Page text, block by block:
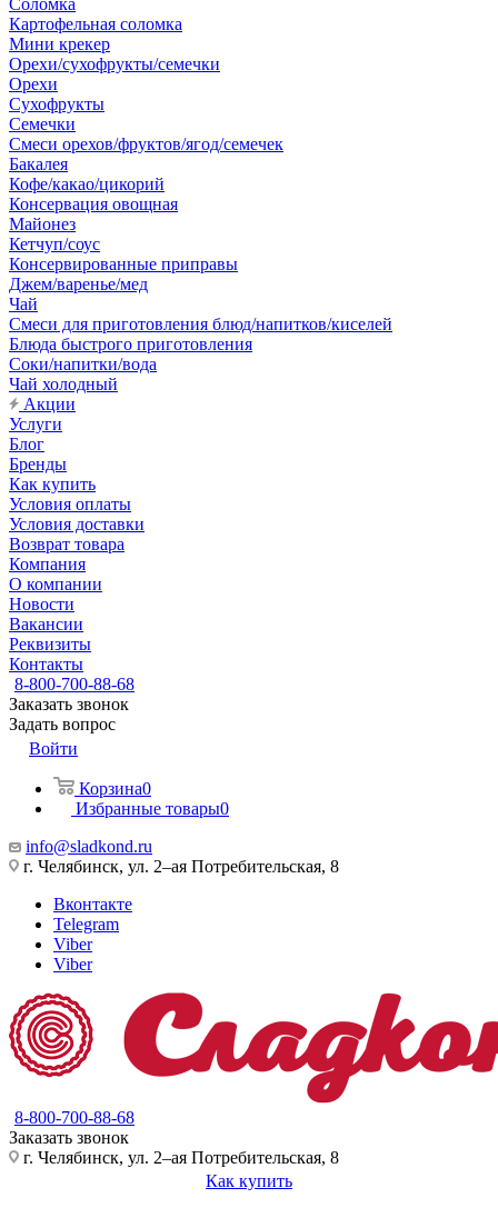
Соломка
Картофельная соломка
Мини крекер
Орехи/сухофрукты/семечки
Орехи
Сухофрукты
Семечки
Смеси орехов/фруктов/ягод/семечек
Бакалея
Кофе/какао/цикорий
Консервация овощная
Майонез
Кетчуп/соус
Консервированные приправы
Джем/варенье/мед
Чай
Смеси для приготовления блюд/напитков/киселей
Блюда быстрого приготовления
Соки/напитки/вода
Чай холодный
Акции
Услуги
Блог
Бренды
Как купить
Условия оплаты
Условия доставки
Возврат товара
Компания
О компании
Новости
Вакансии
Реквизиты
Контакты
8-800-700-88-68
Заказать звонок
Задать вопрос
Войти
Корзина0
Избранные товары0
info@sladkond.ru
г. Челябинск, ул. 2–ая Потребительская, 8
Вконтакте
Telegram
Viber
Viber
8-800-700-88-68
Заказать звонок
г. Челябинск, ул. 2–ая Потребительская, 8
Как купить